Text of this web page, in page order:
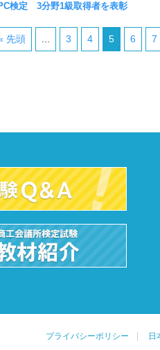
検定 3分野1級取得者を表彰
先頭 3 4 5 6 7
プライバシーポリシー 日